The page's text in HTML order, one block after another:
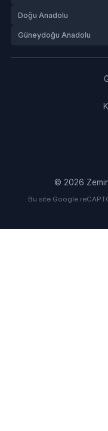
Doğu Anadolu
Güneydoğu Anadolu
© 2026 Zemin
Bu site Google